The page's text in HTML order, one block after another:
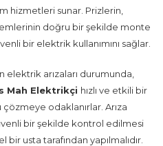
hizmetleri sunar. Prizlerin,
doğru bir şekilde monte
bir elektrik kullanımını sağlar.
arızaları durumunda,
Mah Elektrikçi hızlı ve etkili bir
odaklanırlar. Arıza
bir şekilde kontrol edilmesi
usta tarafından yapılmalıdır.